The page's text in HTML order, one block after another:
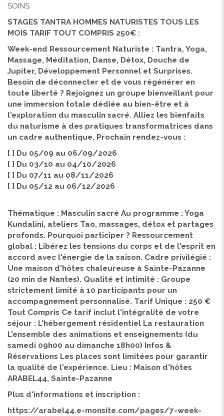
SOINS
STAGES TANTRA HOMMES NATURISTES TOUS LES
MOIS TARIF TOUT COMPRIS 250€ :
Week-end Ressourcement Naturiste : Tantra, Yoga,
Massage, Méditation, Danse, Détox, Douche de
Jupiter, Développement Personnel et Surprises.
Besoin de déconnecter et de vous régénérer en
toute liberté ? Rejoignez un groupe bienveillant pour
une immersion totale dédiée au bien-être et à
l'exploration du masculin sacré. Alliez les bienfaits
du naturisme à des pratiques transformatrices dans
un cadre authentique. Prochain rendez-vous :
[ ] Du 05/09 au 06/09/2026
[ ] Du 03/10 au 04/10/2026
[ ] Du 07/11 au 08/11/2026
[ ] Du 05/12 au 06/12/2026
Thématique : Masculin sacré Au programme : Yoga
Kundalini, ateliers Tao, massages, détox et partages
profonds. Pourquoi participer ? Ressourcement
global : Libérez les tensions du corps et de l'esprit en
accord avec l'énergie de la saison. Cadre privilégié :
Une maison d'hôtes chaleureuse à Sainte-Pazanne
(20 min de Nantes). Qualité et intimité : Groupe
strictement limité à 10 participants pour un
accompagnement personnalisé. Tarif Unique : 250 €
Tout Compris Ce tarif inclut l'intégralité de votre
séjour : L'hébergement résidentiel La restauration
L'ensemble des animations et enseignements (du
samedi 09h00 au dimanche 18h00) Infos &
Réservations Les places sont limitées pour garantir
la qualité de l'expérience. Lieu : Maison d'hôtes
ARABEL44, Sainte-Pazanne
Plus d'informations et inscription :
https://arabel44.e-monsite.com/pages/7-week-